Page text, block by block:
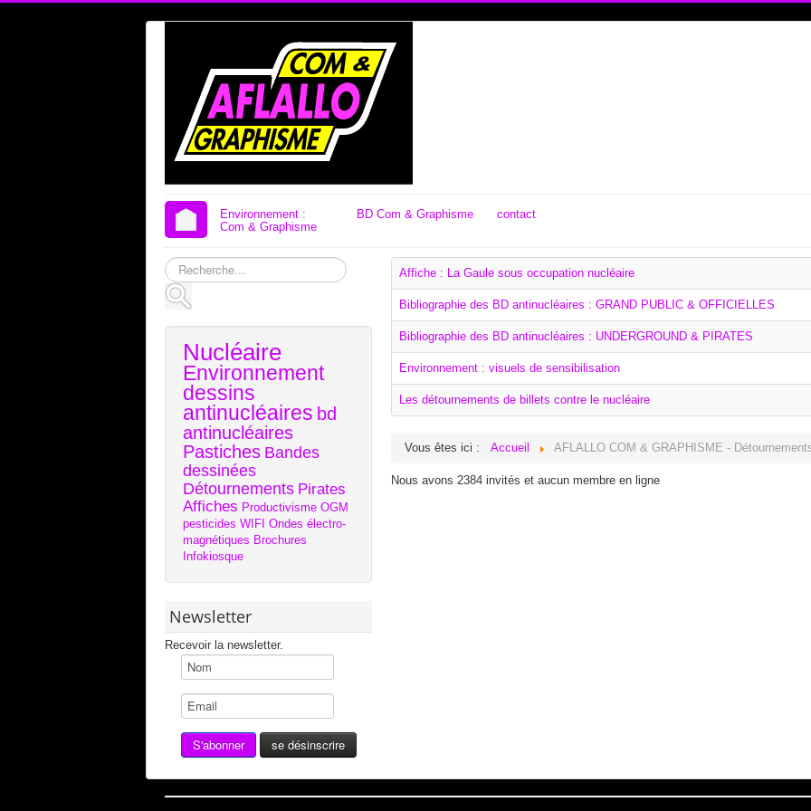
Environnement :
Com & Graphisme
BD Com & Graphisme contact
Rechercher
Nucléaire
Environnement
dessins
antinucléaires bd
antinucléaires
Pastiches Bandes
dessinées
Détournements Pirates
Affiches Productivisme OGM
pesticides WIFI Ondes électro-
magnétiques Brochures
Infokiosque
Newsletter
Recevoir la newsletter.
Affiche : La Gaule sous occupation nucléaire
Bibliographie des BD antinucléaires : GRAND PUBLIC & OFFICIELLES
Bibliographie des BD antinucléaires : UNDERGROUND & PIRATES
Environnement : visuels de sensibilisation
Les détournements de billets contre le nucléaire
Vous êtes ici : Accueil AFLALLO COM & GRAPHISME -
Nous avons 2384 invités et aucun membre en ligne